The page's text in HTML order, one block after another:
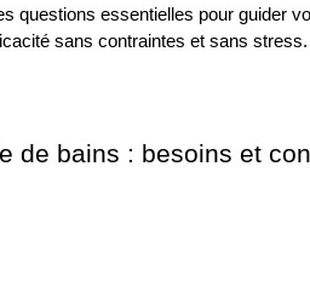
questions essentielles pour guider
sans contraintes et sans stress.
de bains : besoins et